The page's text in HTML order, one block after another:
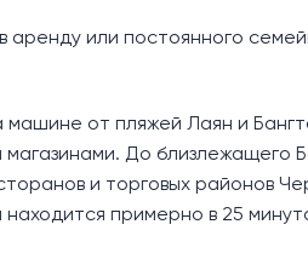
или постоянного
машине от пляжей Лаян и
До близлежащего
и торговых районов
примерно в 25